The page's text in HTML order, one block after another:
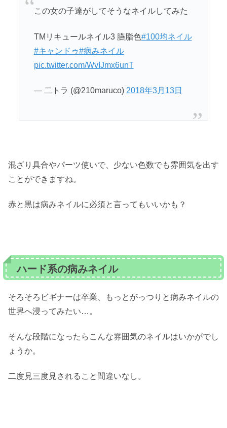
この女の子達がしてそうなネイルしてみた
TMリキュールネイル3 臙脂色#100均ネイル
#キャンドゥ#病みネイル
pic.twitter.com/WvIJmx6unT
— 二トラ (@210maruco) 2018年3月13日
混ざり具合やパーツ使いで、少ない色数でも雰囲気を出す
ことができますね。
赤と黒は病みネイルに必須と言ってもいいかも？
ハード系の病みネイル
そろそろビギナーは卒業、もっとがっつりと病みネイルの
世界へ浸ってみたい…。
そんな段階になったらこんな雰囲気のネイルはいかがでし
ょうか。
二度見三度見されること間違いなし。